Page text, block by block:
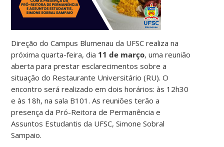
Direção do Campus Blumenau da UFSC realiza na
próxima quarta-feira, dia 11 de março, uma reunião
aberta para prestar esclarecimentos sobre a
situação do Restaurante Universitário (RU). O
encontro será realizado em dois horários: às 12h30
e às 18h, na sala B101. As reuniões terão a
presença da Pró-Reitora de Permanência e
Assuntos Estudantis da UFSC, Simone Sobral
Sampaio.